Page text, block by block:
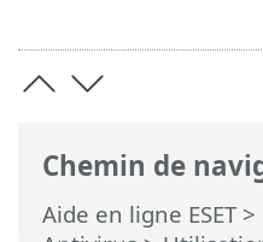
Chemin de
Aide en ligne ESET>